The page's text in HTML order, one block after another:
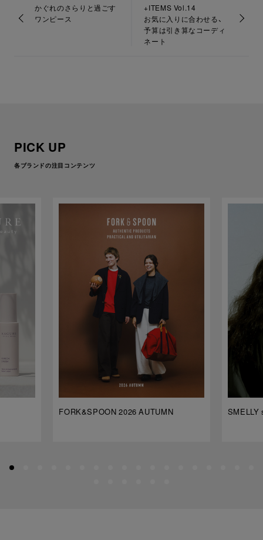
かぐれのさらりと過ごす
ワンピース
+ITEMS Vol.14
お気に入りに合わせる、
予算は引き算なコーディ
ネート
PICK UP
各ブランドの注目コンテンツ
FORK&SPOON 2026 AUTUMN SMELLY